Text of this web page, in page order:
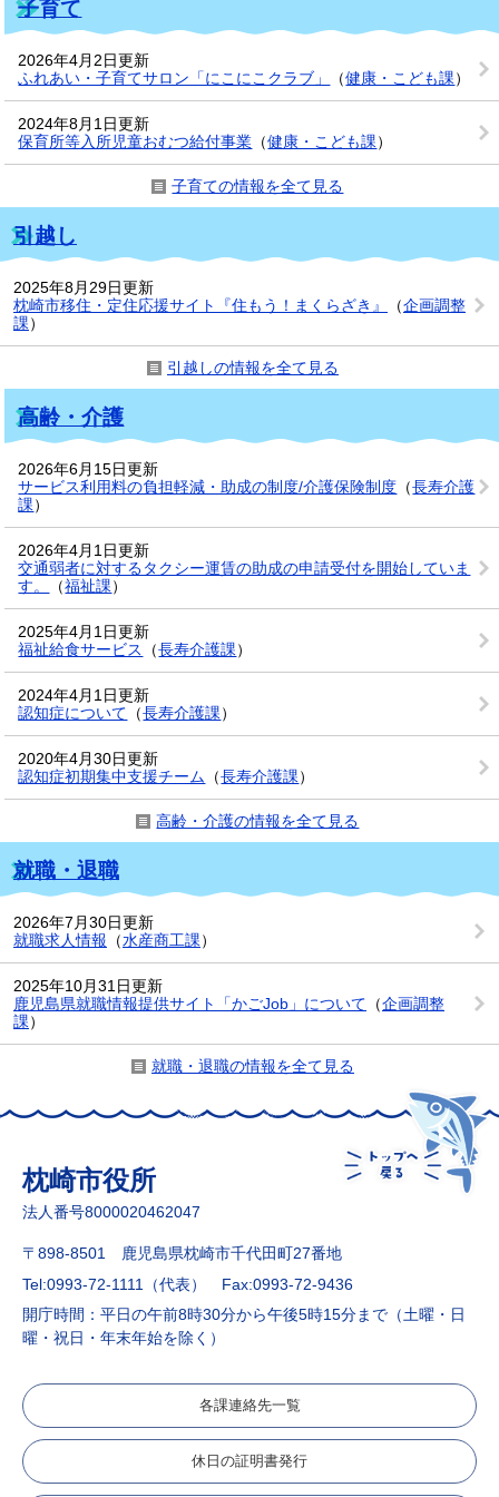
子育て
2026年4月2日更新
ふれあい・子育てサロン「にこにこクラブ」
（健康・こども課）
2024年8月1日更新
保育所等入所児童おむつ給付事業 （健康・こども課）
子育ての情報を全て見る
引越し
2025年8月29日更新
枕崎市移住・定住応援サイト『住もう！まくらざき』
（企画調整
課）
引越しの情報を全て見る
高齢・介護
2026年6月15日更新
サービス利用料の負担軽減・助成の制度/介護保険制度 （長寿介護
課）
2026年4月1日更新
交通弱者に対するタクシー運賃の助成の申請受付を開始していま
す。
（福祉課）
2025年4月1日更新
福祉給食サービス
（長寿介護課）
2024年4月1日更新
認知症について （長寿介護課）
2020年4月30日更新
認知症初期集中支援チーム （長寿介護課）
高齢・介護の情報を全て見る
就職・退職
2026年7月30日更新
就職求人情報 （水産商工課）
2025年10月31日更新
鹿児島県就職情報提供サイト「かごJob」について （企画調整
課）
就職・退職の情報を全て見る
枕崎市役所
法人番号8000020462047
〒898-8501 鹿児島県枕崎市千代田町27番地
Tel:0993-72-1111（代表）
Fax:0993-72-9436
開庁時間：平日の午前8時30分から午後5時15分まで（土曜・日
曜・祝日・年末年始を除く）
各課連絡先一覧
休日の証明書発行